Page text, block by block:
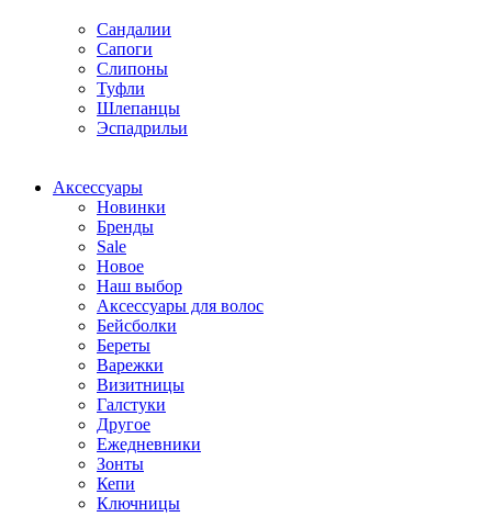
Сандалии
Сапоги
Слипоны
Туфли
Шлепанцы
Эспадрильи
Аксессуары
Новинки
Бренды
Sale
Новое
Наш выбор
Аксессуары для волос
Бейсболки
Береты
Варежки
Визитницы
Галстуки
Другое
Ежедневники
Зонты
Кепи
Ключницы